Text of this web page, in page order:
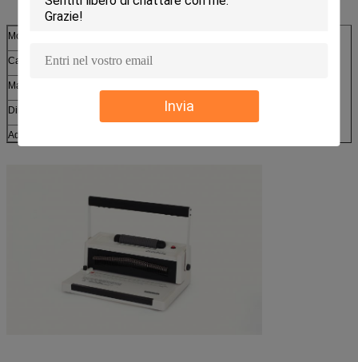
Invia
Modello
Capacità obbligatoria massima
Max. Punching Capacity
Dimensione (LxWxH) 425x555x500
Adeguamento di profondità del margine